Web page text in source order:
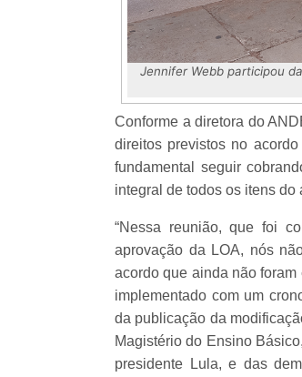
Jennifer Webb participou
Conforme a diretora do
direitos previstos no
fundamental seguir
integral de todos os itens do
“Nessa reunião, que foi
aprovação da LOA, nós
acordo que ainda não
implementado com um
da publicação da
Magistério do Ensino
presidente Lula, e das